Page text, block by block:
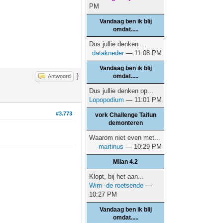
Antwoord }
#3.773
PM
Vandaag ben ik blij
omdat.....
Dus jullie denken ...
datakneder— 11:08 PM
Vandaag ben ik blij
omdat.....
Dus jullie denken op...
Lopopodium — 11:01 PM
vork Challenge Taifun
demonteren
Waarom niet even met...
martinus — 10:29 PM
Milan 4.2
Klopt, bij het aan...
Wim -de roetsende —
10:27 PM
Vandaag ben ik blij
omdat.....